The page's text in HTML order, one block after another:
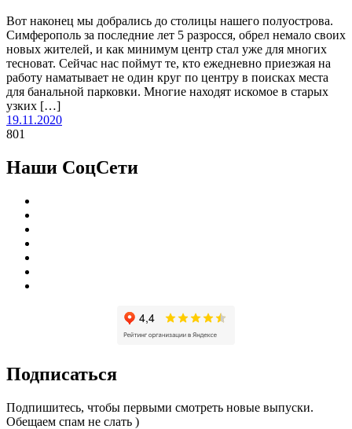
Вот наконец мы добрались до столицы нашего полуострова.
Симферополь за последние лет 5 разросся, обрел немало своих
новых жителей, и как минимум центр стал уже для многих
тесноват. Сейчас нас поймут те, кто ежедневно приезжая на
работу наматывает не один круг по центру в поисках места
для банальной парковки. Многие находят искомое в старых
узких […]
19.11.2020
801
Наши СоцСети
Подписаться
Подпишитесь, чтобы первыми смотреть новые выпуски.
Обещаем спам не слать )